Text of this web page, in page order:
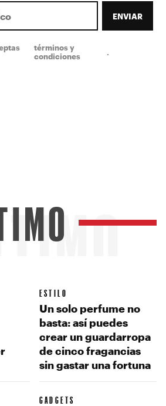
ENVIAR
términos y
condiciones
ESTILO
Un solo perfume no
basta: así puedes
crear un guardarropa
de cinco fragancias
sin gastar una fortuna
GADGETS